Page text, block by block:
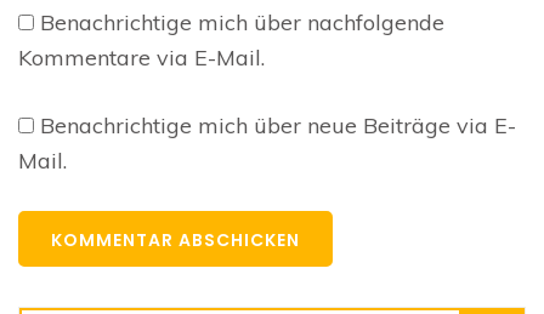
Benachrichtige mich über nachfolgende
Kommentare via E-Mail.
Benachrichtige mich über neue Beiträge via E-
Mail.